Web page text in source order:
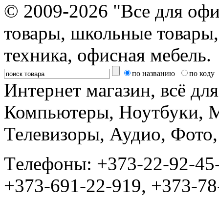
© 2009-2026 "Все для
товары, школьные
техника, офисная мебель.
по названию по коду
Интернет магазин, всё
Компьютеры, Ноутбуки,
Телевизоры, Аудио,
Tелефоны: +373-22-92-
+373-691-22-919, +373-